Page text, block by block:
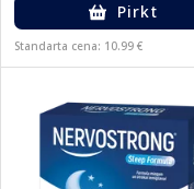
Pirkt
Standarta cena: 10.99 €